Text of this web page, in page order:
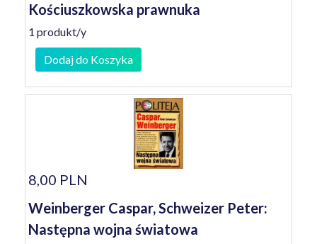
Kościuszkowska prawnuka
1 produkt/y
Dodaj do Koszyka
8,00 PLN
Weinberger Caspar, Schweizer Peter:
Następna wojna światowa